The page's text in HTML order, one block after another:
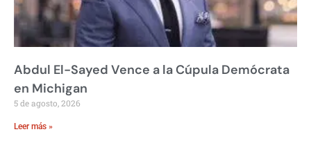
Abdul El-Sayed Vence a la Cúpula Demócrata
en Michigan
5 de agosto, 2026
Leer más »